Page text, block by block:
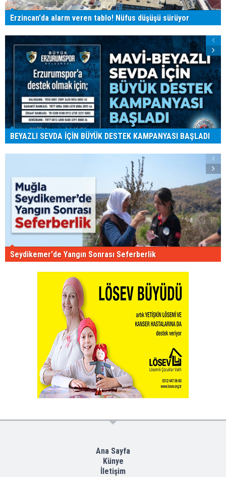
Erzincan'da alarm veren tablo! Nüfus düşüşü sürüyor
BEYAZLI SEVDA İÇİN BÜYÜK DESTEK KAMPANYASI BAŞLADI
Seydikemer'de Yangın Sonrası Seferberlik
Ana Sayfa
Künye
İletişim